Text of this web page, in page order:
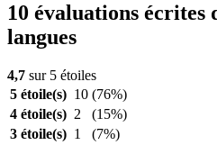
10 évaluations écrites
langues
4,7 sur 5 étoiles
5 étoile(s) 10 (76%)
4 étoile(s) 2
(15%)
3 étoile(s) 1
(7%)